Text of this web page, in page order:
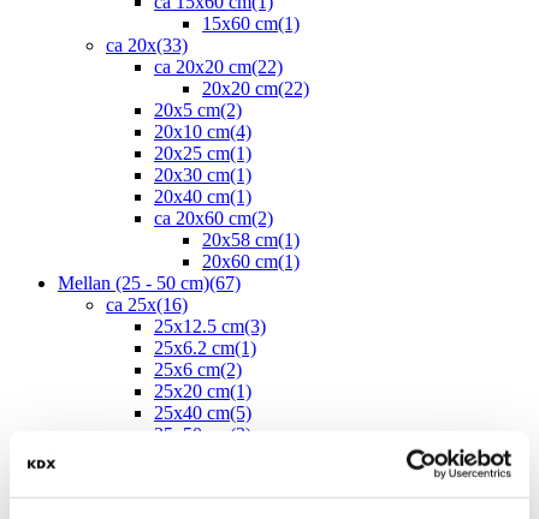
15x60 cm(1)
ca 20x(33)
ca 20x20 cm(22)
20x20 cm(22)
20x5 cm(2)
20x10 cm(4)
20x25 cm(1)
20x30 cm(1)
20x40 cm(1)
ca 20x60 cm(2)
20x58 cm(1)
20x60 cm(1)
Mellan (25 - 50 cm)(67)
ca 25x(16)
25x12.5 cm(3)
25x6.2 cm(1)
25x6 cm(2)
25x20 cm(1)
25x40 cm(5)
25x50 cm (3)
29.7x14.7 cm(1)